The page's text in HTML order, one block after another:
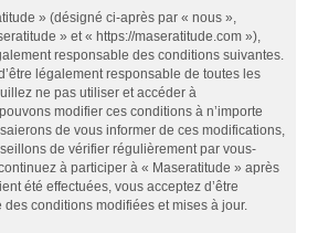
» (désigné ci-après par « nous »,
» et « https://maseratitude.com »),
responsable des conditions suivantes.
légalement responsable de toutes les
ne pas utiliser et accéder à
modifier ces conditions à n’importe
de vous informer de ces modifications,
de vérifier régulièrement par vous-
à participer à « Maseratitude » après
été effectuées, vous acceptez d’être
conditions modifiées et mises à jour.